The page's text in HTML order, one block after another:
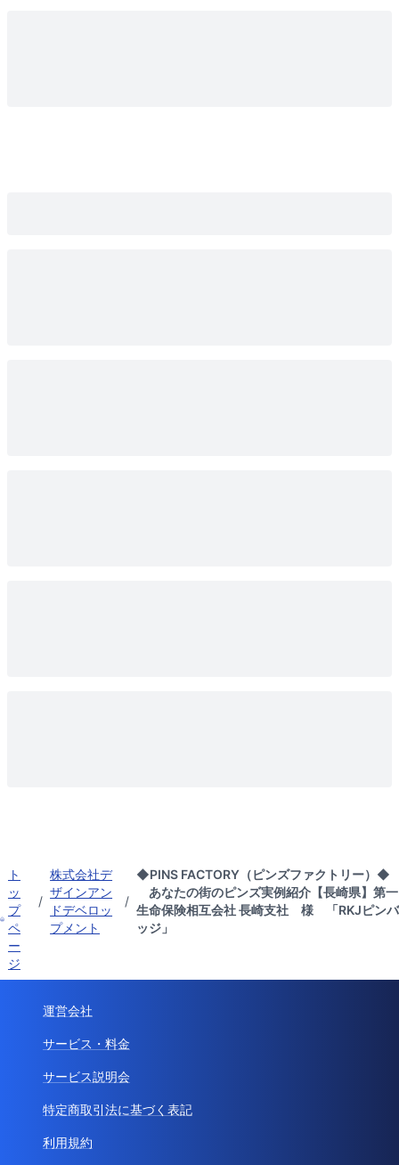
ト
ッ
プ
ペ
ー
ジ
/
株式会社デ
ザインアン
ドデベロッ
プメント
/
◆PINS FACTORY（ピンズファクトリー）◆
あなたの街のピンズ実例紹介【長崎県】第一
生命保険相互会社 長崎支社 様 「RKJピンバ
ッジ」
運営会社
サービス・料金
サービス説明会
特定商取引法に基づく表記
利用規約